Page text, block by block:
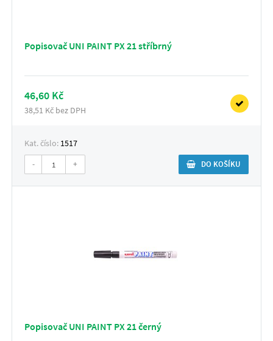
Popisovač UNI PAINT PX 21 stříbrný
46,60 Kč
38,51 Kč bez DPH
Kat. číslo: 1517
- + DO KOŠÍKU
Popisovač UNI PAINT PX 21 černý